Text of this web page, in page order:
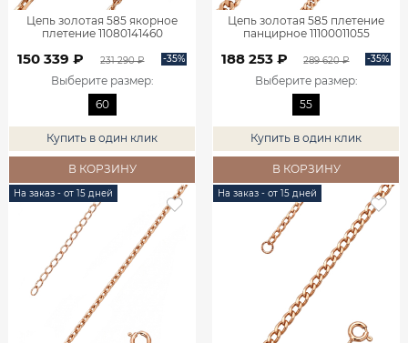
Цепь золотая 585 якорное
плетение 11080141460
150 339 ₽ 231 290 ₽ -35%
Выберите размер:
60
Купить в один клик
В КОРЗИНУ
Цепь золотая 585 плетение
панцирное 11100011055
188 253 ₽ 289 620 ₽ -35%
Выберите размер:
55
Купить в один клик
В КОРЗИНУ
На заказ - от 15 дней На заказ - от 15 дней